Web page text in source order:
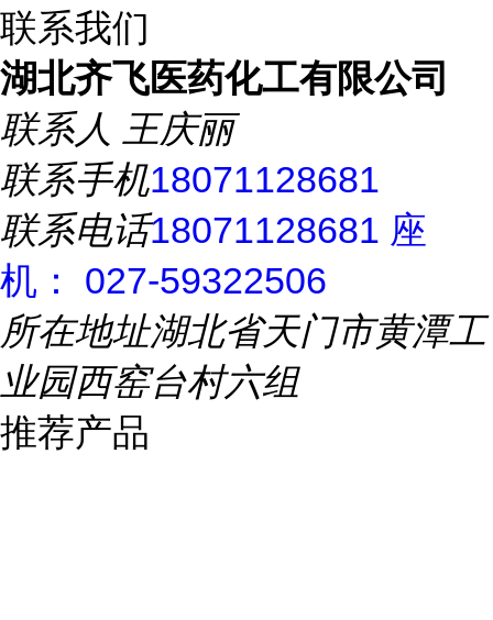
联系我们
湖北齐飞医药化工有限公司
联系人 王庆丽
联系手机18071128681
联系电话18071128681 座
机： 027-59322506
所在地址湖北省天门市黄潭工
业园西窑台村六组
推荐产品